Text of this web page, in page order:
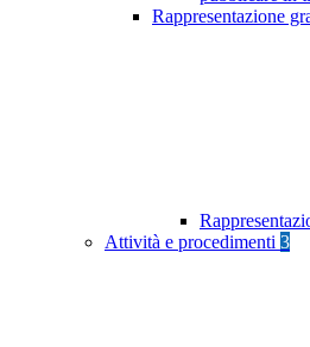
Rappresentazione
Attività e procedimenti 3